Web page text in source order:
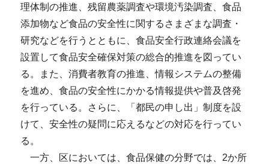
理体制の推進、残留農薬調査や環境汚染調査、食品
添加物など食品の安全性に関するさまざまな調査・
研究などを行うとともに、食品安全行政連絡会議を
設置して食品安全確保対策の総合的推進を図ってい
る。また、消費者教育の推進、情報システムの整備
を進め、食品の安全性にかかる情報提供や普及啓発
を行っている。さらに、「都民の申し出」制度を設
けて、安全性の疑問に応えるなどの対応を行ってい
る。
一方、区においては、食品保健の分野では、2か所